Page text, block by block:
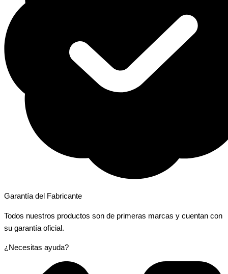
Garantía del Fabricante
Todos nuestros productos son de primeras marcas y cuentan con
su garantía oficial.
¿Necesitas ayuda?